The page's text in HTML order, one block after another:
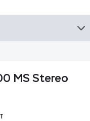
MS Stereo